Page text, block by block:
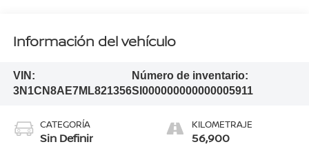
Información del vehículo
VIN:
3N1CN8AE7ML821356
Número de inventario:
SI000000000000005911
CATEGORÍA
Sin Definir
KILOMETRAJE
56,900